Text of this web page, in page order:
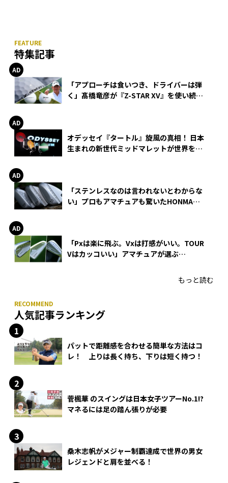
特集記事
「アプローチは食いつき、ドライバーは弾
く」髙橋竜彦が『Z-STAR XV』を使い続け
オデッセイ『タートル』旋風の真相！ 日本
生まれの新世代ミッドマレットが世界を席
「ステンレスなのは言われないとわからな
い」プロもアマチュアも驚いたHONMA
「Pxは楽に飛ぶ。Vxは打感がいい。TOUR
Vはカッコいい」アマチュアが選ぶ
もっと読む
人気記事ランキング
パットで距離感を合わせる簡単な方法はコ
レ！ 上りは長く持ち、下りは短く持つ！
菅楓華 のスイングは日本女子ツアーNo.1!?
マネるには足の踏ん張りが必要
桑木志帆がメジャー制覇達成で世界の男女
レジェンドと肩を並べる！